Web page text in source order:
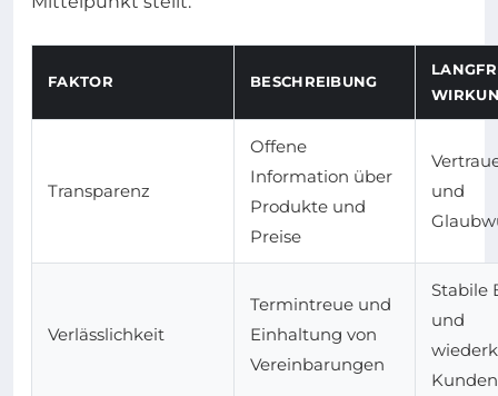
FAKTOR BESCHREIBUNG
Transparenz
Offene
Information über
Produkte und
Preise
und
Verlässlichkeit
Termintreue und
Einhaltung von
Vereinbarungen
Stabile
und
Kunden